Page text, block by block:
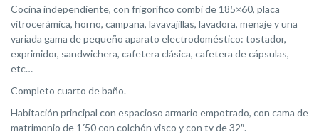
Cocina independiente, con frigorífico combi de 185×60, placa
vitrocerámica, horno, campana, lavavajillas, lavadora, menaje y una
variada gama de pequeño aparato electrodoméstico: tostador,
exprimidor, sandwichera, cafetera clásica, cafetera de cápsulas,
etc…
Completo cuarto de baño.
Habitación principal con espacioso armario empotrado, con cama de
matrimonio de 1´50 con colchón visco y con tv de 32″.